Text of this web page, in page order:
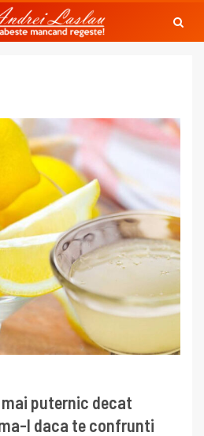
puternic decat
l daca te confrunti